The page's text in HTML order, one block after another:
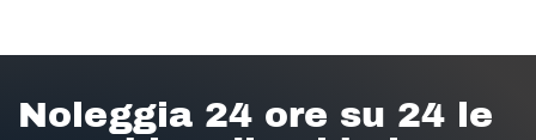
Noleggia 24 ore su 24 le